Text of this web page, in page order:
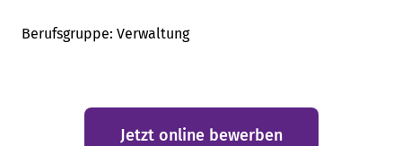
Berufsgruppe: Verwaltung
Jetzt online bewerben